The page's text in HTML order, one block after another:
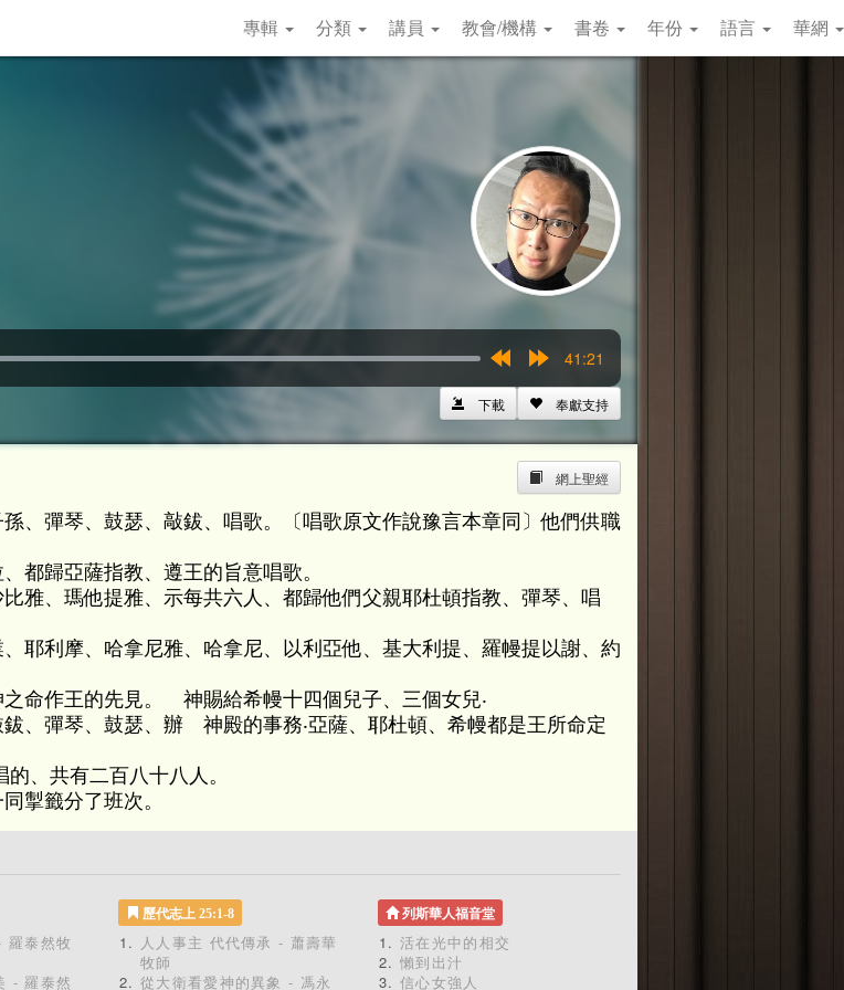
專輯 分類 講員 教會/機構 書卷 年份 語言 華網
15s
15s
41:21
奉獻支持
下載
網上聖經
、彈琴、鼓瑟、敲鈸、唱歌。〔唱歌原文作說豫言本章同〕他們供職
都歸亞薩指教、遵王的旨意唱歌。
雅、瑪他提雅、示每共六人、都歸他們父親耶杜頓指教、彈琴、唱
耶利摩、哈拿尼雅、哈拿尼、以利亞他、基大利提、羅幔提以謝、約
命作王的先見。 神賜給希幔十四個兒子、三個女兒‧
、彈琴、鼓瑟、辦 神殿的事務‧亞薩、耶杜頓、希幔都是王所命定
、共有二百八十八人。
掣籤分了班次。
羅泰然牧
- 羅泰然
歷代志上 25:1-8
人人事主 代代傳承 - 蕭壽華
牧師
從大衛看愛神的異象 - 馮永
列斯華人福音堂
活在光中的相交
懶到出汁
信心女強人